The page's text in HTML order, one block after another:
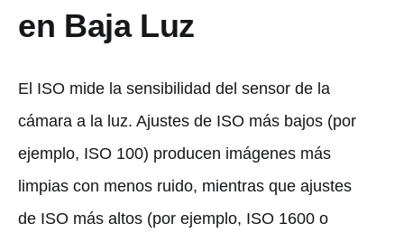
en Baja Luz
El ISO mide la sensibilidad del sensor de la
cámara a la luz. Ajustes de ISO más bajos (por
ejemplo, ISO 100) producen imágenes más
limpias con menos ruido, mientras que ajustes
de ISO más altos (por ejemplo, ISO 1600 o